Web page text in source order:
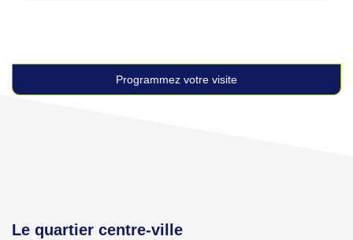
Programmez votre visite
Le quartier centre-ville